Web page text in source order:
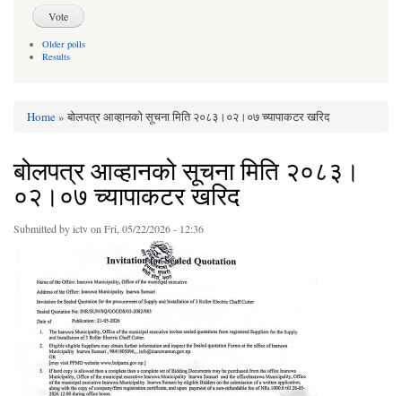
Older polls
Results
You are here
Home» बोलपत्र आव्हानको सूचना मिति २०८३।०२।०७ च्यापाकटर खरिद
बोलपत्र आव्हानको सूचना मिति २०८३।
०२।०७ च्यापाकटर खरिद
Submitted byictvon Fri, 05/22/2026 - 12:36